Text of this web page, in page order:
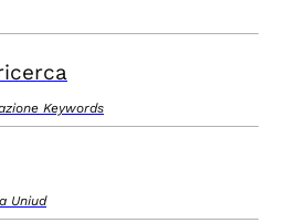
Keywords
Uniud